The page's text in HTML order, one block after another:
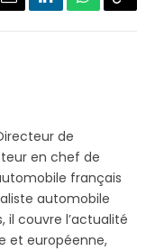
EmailLinkedInWhatsApp
de
en chef de
français
automobile
il couvre l’actualité
et européenne,